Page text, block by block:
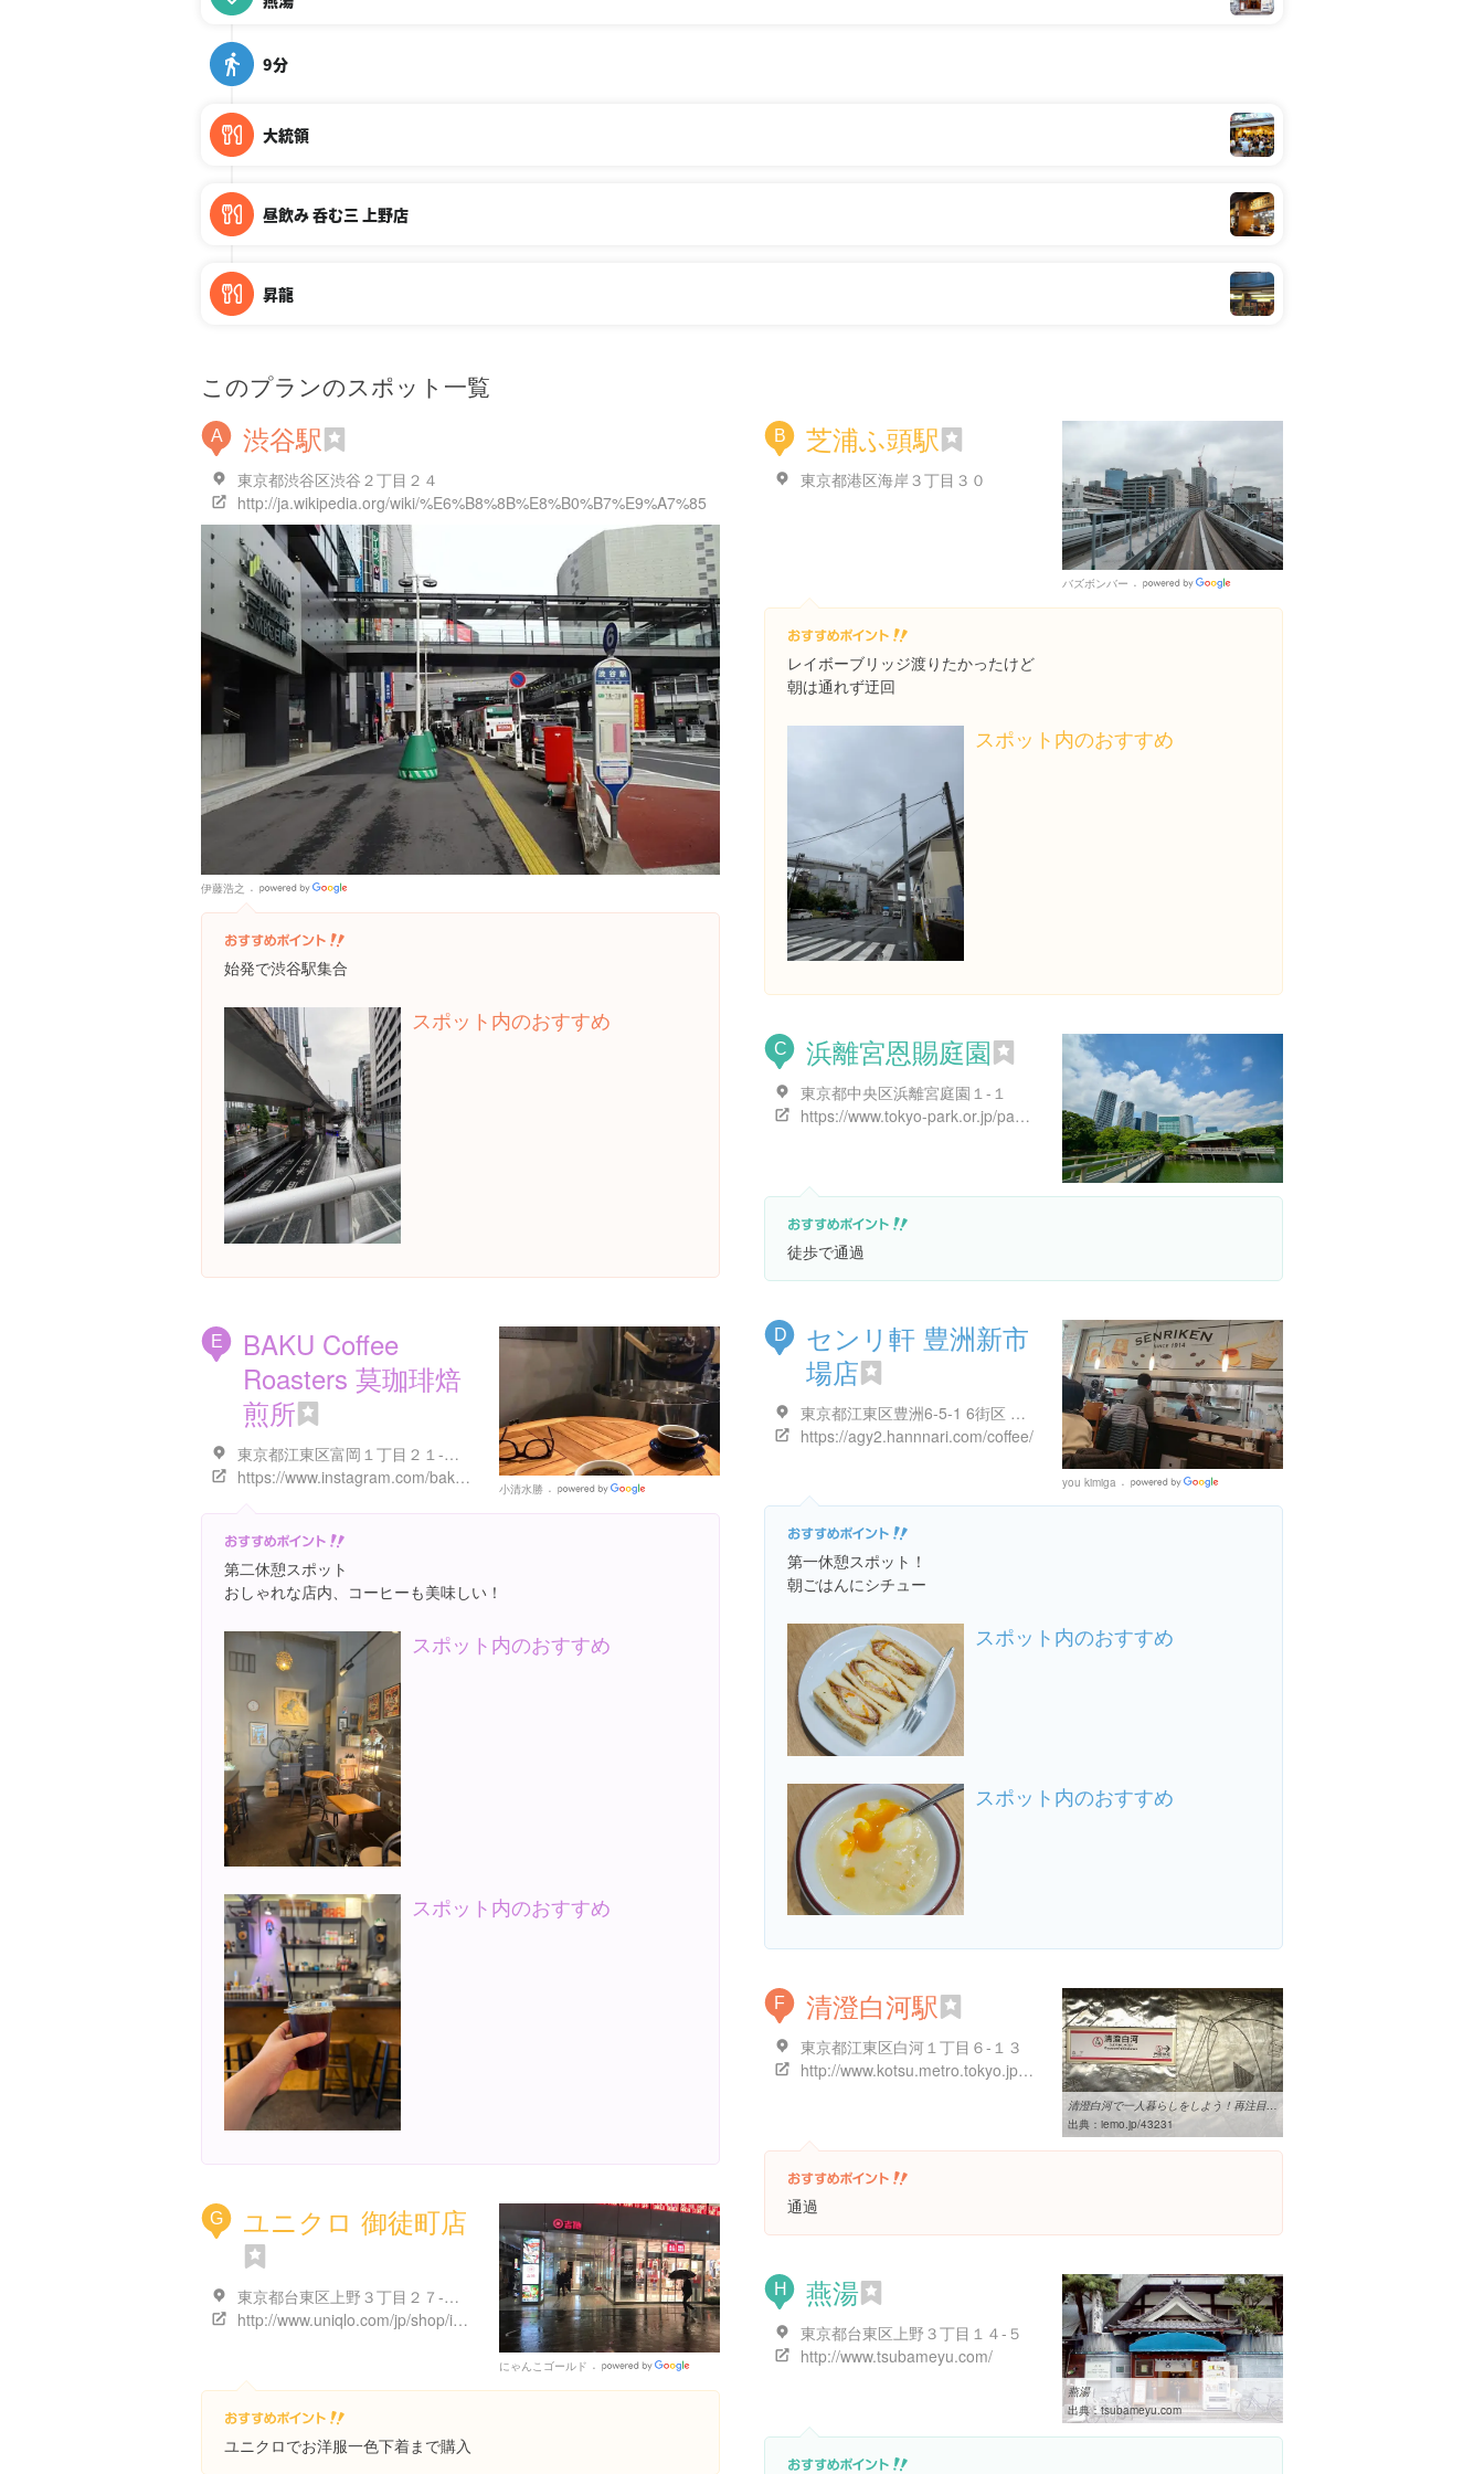
9分
大統領
昼飲み 呑む三 上野店
昇龍
このプランのスポット一覧
A 渋谷駅
東京都渋谷区渋谷２丁目２４
http://ja.wikipedia.org/wiki/%E6%B8%8B%E8%B0%B7%E9%A7%85
伊藤浩之
Places
始発で渋谷駅集合
スポット内のおすすめ
B 芝浦ふ頭駅
東京都港区海岸３丁目３０
バズボンバー
Places
レイボーブリッジ渡りたかったけど
朝は通れず迂回
スポット内のおすすめ
C 浜離宮恩賜庭園
東京都中央区浜離宮庭園１-１
https://www.tokyo-park.or.jp/park/format/index028.html
徒歩で通過
D
センリ軒 豊洲新市
場店
東京都江東区豊洲6-5-1 6街区 水産仲卸売場棟3F
https://agy2.hannnari.com/coffee/
you kimiga
Places
第一休憩スポット！
朝ごはんにシチュー
スポット内のおすすめ
スポット内のおすすめ
E
BAKU Coffee
Roasters 莫珈琲焙
煎所
東京都江東区富岡１丁目２１-１１
https://www.instagram.com/bakucoffeeroasters/
小清水勝
Places
第二休憩スポット
おしゃれな店内、コーヒーも美味しい！
スポット内のおすすめ
スポット内のおすすめ
F 清澄白河駅
東京都江東区白河１丁目６-１３
http://www.kotsu.metro.tokyo.jp/subway/stations/kiyosumi-shirakawa/e14.html
清澄白河で一人暮らしをしよう！再注目されている下町エリアの基本情報 ...
出典： iemo.jp/43231
通過
G ユニクロ 御徒町店
東京都台東区上野３丁目２７-１２ 御徒町吉池本店ビル
http://www.uniqlo.com/jp/shop/info/#10101478
にゃんこゴールド
Places
ユニクロでお洋服一色下着まで購入
H 燕湯
東京都台東区上野３丁目１４-５
http://www.tsubameyu.com/
燕湯
出典：tsubameyu.com